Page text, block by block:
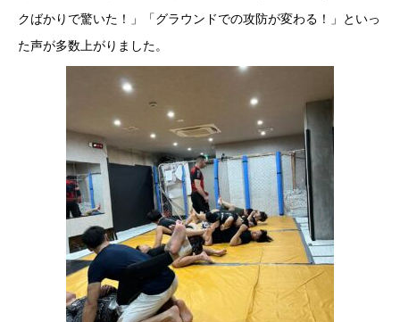
クばかりで驚いた！」「グラウンドでの攻防が変わる！」といっ
た声が多数上がりました。